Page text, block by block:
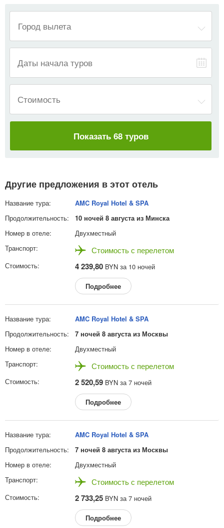
Даты начала туров
Стоимость
Показать 68 туров
Другие предложения в этот отель
AMC Royal Hotel & SPA
10 ночей 8 августа из Минска
Двухместный
Стоимость с перелетом
4 239,80 BYN за 10 ночей
Подробнее
AMC Royal Hotel & SPA
7 ночей 8 августа из Москвы
Двухместный
Стоимость с перелетом
2 520,59 BYN за 7 ночей
Подробнее
AMC Royal Hotel & SPA
7 ночей 8 августа из Москвы
Двухместный
Стоимость с перелетом
2 733,25 BYN за 7 ночей
Подробнее